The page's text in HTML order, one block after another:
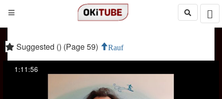
Suggested () (Page 59) Rauf
1:11:56